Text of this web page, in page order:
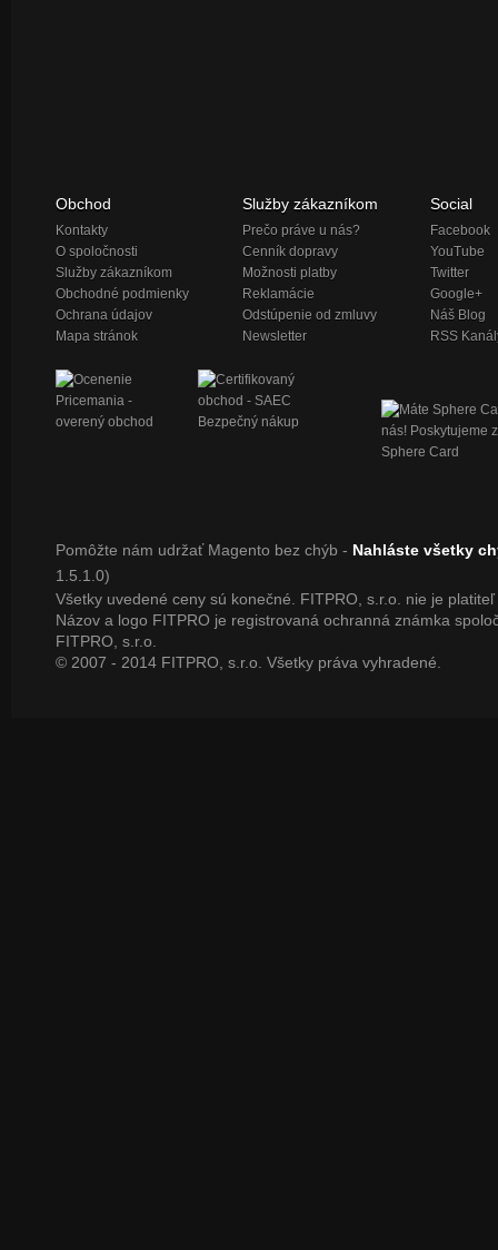
Obchod
Kontakty
O spoločnosti
Služby zákazníkom
Obchodné podmienky
Ochrana údajov
Mapa stránok
Služby zákazníkom
Prečo práve u nás?
Cenník dopravy
Možnosti platby
Reklamácie
Odstúpenie od zmluvy
Newsletter
Social
Facebook
YouTube
Twitter
Google+
Náš Blog
RSS
Pomôžte nám udržať Magento bez chýb - Nahláste všetky
1.5.1.0)
Všetky uvedené ceny sú konečné. FITPRO, s.r.o. nie je platiteľ
Názov a logo FITPRO je registrovaná ochranná známka
FITPRO, s.r.o.
© 2007 - 2014 FITPRO, s.r.o. Všetky práva vyhradené.